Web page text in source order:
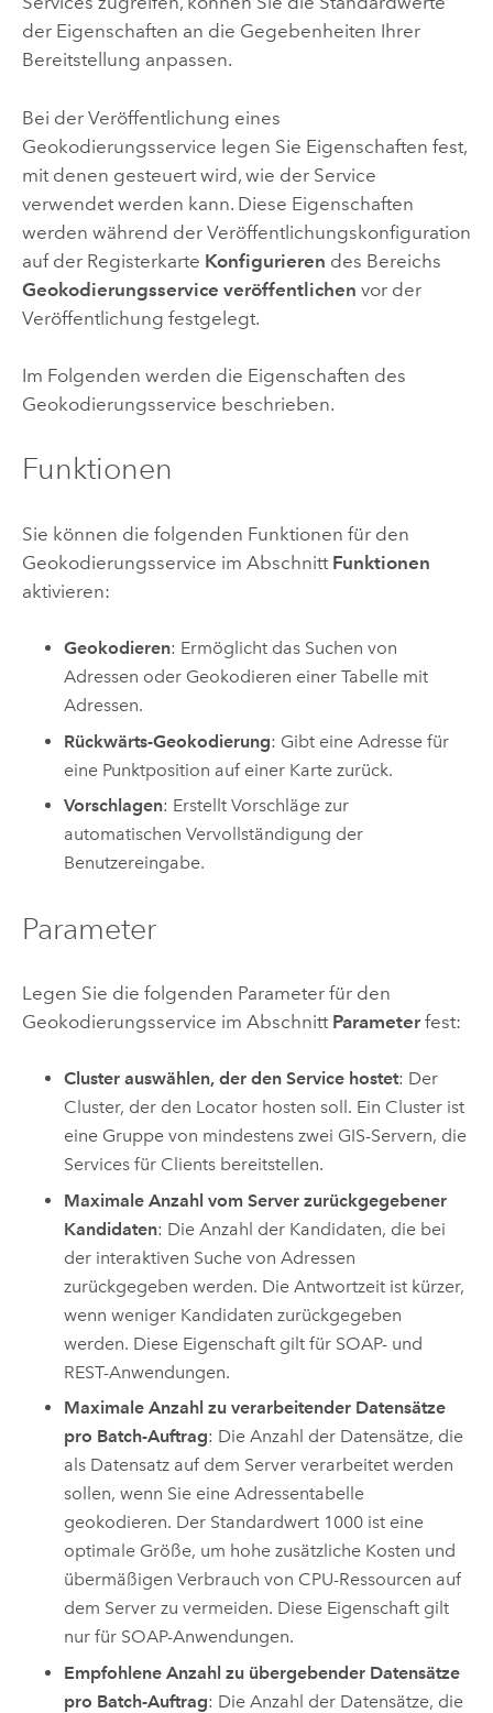
der Eigenschaften an die Gegebenheiten Ihrer
Bereitstellung anpassen.
Bei der Veröffentlichung eines
Geokodierungsservice legen Sie Eigenschaften fest,
mit denen gesteuert wird, wie der Service
verwendet werden kann. Diese Eigenschaften
werden während der Veröffentlichungskonfiguration
auf der Registerkarte Konfigurieren des Bereichs
Geokodierungsservice veröffentlichen vor der
Veröffentlichung festgelegt.
Im Folgenden werden die Eigenschaften des
Geokodierungsservice beschrieben.
Funktionen
Sie können die folgenden Funktionen für den
Geokodierungsservice im Abschnitt Funktionen
aktivieren:
Geokodieren: Ermöglicht das Suchen von
Adressen oder Geokodieren einer Tabelle mit
Adressen.
Rückwärts-Geokodierung: Gibt eine Adresse für
eine Punktposition auf einer Karte zurück.
Vorschlagen: Erstellt Vorschläge zur
automatischen Vervollständigung der
Benutzereingabe.
Parameter
Legen Sie die folgenden Parameter für den
Geokodierungsservice im Abschnitt Parameterfest:
Cluster auswählen, der den Service hostet: Der
Cluster, der den Locator hosten soll. Ein Cluster ist
eine Gruppe von mindestens zwei GIS-Servern, die
Services für Clients bereitstellen.
Maximale Anzahl vom Server zurückgegebener
Kandidaten: Die Anzahl der Kandidaten, die bei
der interaktiven Suche von Adressen
zurückgegeben werden. Die Antwortzeit ist kürzer,
wenn weniger Kandidaten zurückgegeben
werden. Diese Eigenschaft gilt für SOAP- und
REST-Anwendungen.
Maximale Anzahl zu verarbeitender Datensätze
pro Batch-Auftrag: Die Anzahl der Datensätze, die
als Datensatz auf dem Server verarbeitet werden
sollen, wenn Sie eine Adressentabelle
geokodieren. Der Standardwert 1000 ist eine
optimale Größe, um hohe zusätzliche Kosten und
übermäßigen Verbrauch von CPU-Ressourcen auf
dem Server zu vermeiden. Diese Eigenschaft gilt
nur für SOAP-Anwendungen.
Empfohlene Anzahl zu übergebender Datensätze
pro Batch-Auftrag: Die Anzahl der Datensätze, die